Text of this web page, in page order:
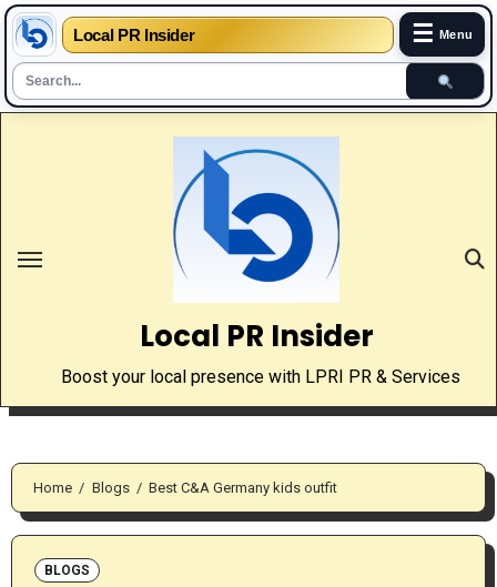
Local PR Insider ☰ Menu
Local PR Insider
Boost your local presence with LPRI PR & Services
Home Blogs Best C&A Germany kids outfit
BLOGS